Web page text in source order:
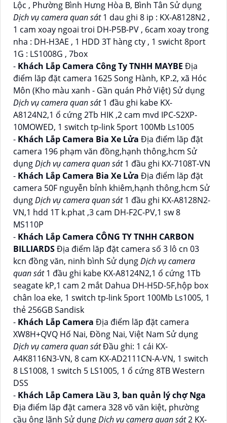
Lộc , Phường Bình Hưng Hòa B, Bình Tân Sử dụng
Dịch vụ camera quan sát1 dau ghi 8 ip : KX-A8128N2 ,
1 cam xoay ngoai troi DH-P5B-PV , 6cam xoay trong
nha : DH-H3AE , 1 HDD 3T hàng cty , 1 swicht 8port
1G : LS1008G , 7box
- Khách Lắp Camera Công Ty TNHH MAYBE Địa
điểm lăp đặt camera 1625 Song Hành, KP.2, xã Hóc
Môn (Kho màu xanh - Gần quán Phở Việt) Sử dụng
Dịch vụ camera quan sát1 đầu ghi kabe KX-
A8124N2,1 ổ cứng 2Tb HIK ,2 cam mvd IPC-S2XP-
10MOWED, 1 switch tp-link 5port 100Mb Ls1005
- Khách Lắp Camera Bia Xe Lửa Địa điểm lăp đặt
camera 196 phạm văn đồng,hạnh thông,hcm Sử
dụngDịch vụ camera quan sát1 đầu ghi KX-7108T-VN
- Khách Lắp Camera Bia Xe Lửa Địa điểm lăp đặt
camera 50F nguyễn bỉnh khiêm,hạnh thông,hcm Sử
dụngDịch vụ camera quan sát1 đầu ghi KX-A8128N2-
VN,1 hdd 1T k.phat ,3 cam DH-F2C-PV,1 sw 8
MS110P
- Khách Lắp Camera CÔNG TY TNHH CARBON
BILLIARDSĐịa điểm lăp đặt camera số 3 lô cn 03
kcn đồng văn, ninh bình Sử dụngDịch vụ camera
quan sát1 đầu ghi kabe KX-A8124N2,1 ổ cứng 1Tb
seagate kP,1 cam 2 mắt Dahua DH-H5D-5F,hộp box
chân loa eke, 1 switch tp-link 5port 100Mb Ls1005, 1
thẻ 256GB Sandisk
- Khách Lắp Camera Địa điểm lăp đặt camera
XW8H+QVQ Hố Nai, Đồng Nai, Việt Nam Sử dụng
Dịch vụ camera quan sátĐầu ghi: 1 cái KX-
A4K8116N3-VN, 8 cam KX-AD2111CN-A-VN, 1 switch
8 LS1008, 1 switch 5 LS1005, 1 ổ cứng 8TB Western
DSS
- Khách Lắp Camera Lầu 3, ban quản lý chợ Nga
Địa điểm lăp đặt camera 328 võ văn kiệt, phường
cầu ông lãnh Sử dụngDịch vụ camera quan sát2 KX-